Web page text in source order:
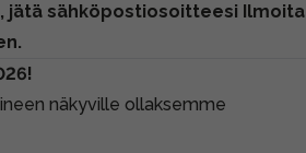
jätä sähköpostiosoitteesi Ilmoita
näkyville ollaksemme